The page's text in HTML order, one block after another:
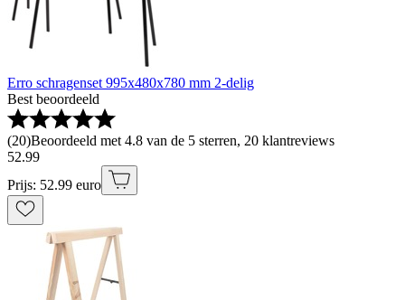
Erro schragenset 995x480x780 mm 2-delig
Best beoordeeld
(20)Beoordeeld met 4.8 van de 5 sterren, 20 klantreviews
52.99
Prijs: 52.99 euro